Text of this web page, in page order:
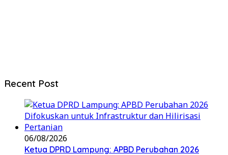
Recent Post
06/08/2026
Ketua DPRD Lampung: APBD Perubahan 2026